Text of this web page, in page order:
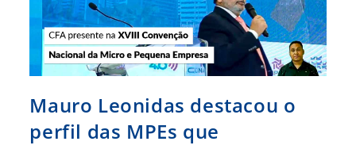
Mauro Leonidas destacou o
perfil das MPEs que